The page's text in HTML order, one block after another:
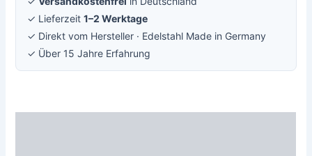
✓ Lieferzeit1–2 Werktage
✓ Direkt vom Hersteller · Edelstahl Made in Germany
✓ Über 15 Jahre Erfahrung